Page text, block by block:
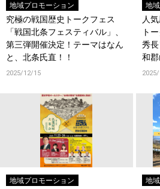
地域プロモーション
究極の戦国歴史トークフェス
「戦国北条フェスティバル」、
第三弾開催決定！テーマはなん
と、北条氏直！！
2025/12/15
地
人
ト
秀
和郡
地域プロモーション 地